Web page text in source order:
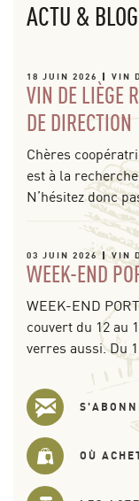
ACTU & BLOG
18 JUIN 2026 VIN
VIN DE LIÈGE
DE DIRECTION
Chères
est à la
N’hésitez donc
03 JUIN 2026 VIN
WEEK-END
WEEK-END
couvert du 12 au
verres aussi. Du
OÙ